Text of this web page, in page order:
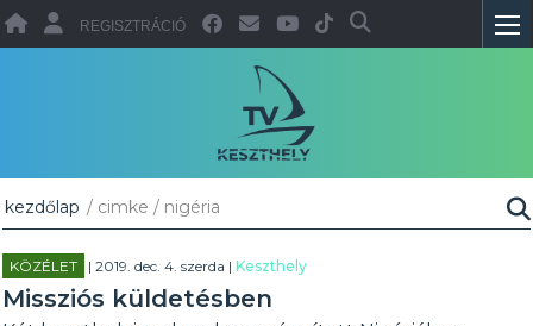
REGISZTRÁCIÓ
kezdőlap / cimke / nigéria
KÖZÉLET | 2019. dec. 4. szerda |Keszthely
Missziós küldetésben